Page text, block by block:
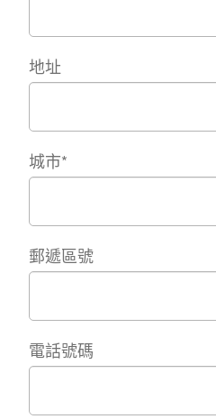
地址
城市*
郵遞區號
電話號碼